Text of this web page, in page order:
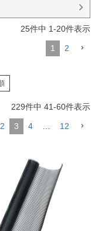
25件中 1-20件表示
1 2
229件中 41-60件表示
2 3 4 12